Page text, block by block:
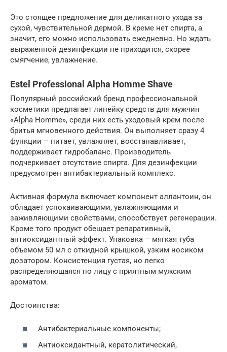
Это стоящее предложение для деликатного ухода за
сухой, чувствительной дермой. В креме нет спирта, а
значит, его можно использовать ежедневно. Но ждать
выраженной дезинфекции не приходится, скорее
смягчение, увлажнение.
Estel Professional Alpha Homme Shave
Популярный российский бренд профессиональной
косметики предлагает линейку средств для мужчин
«Alpha Homme», среди них есть уходовый крем после
бритья мгновенного действия. Он выполняет сразу 4
функции – питает, увлажняет, восстанавливает,
поддерживает гидробаланс. Производитель
подчеркивает отсутствие спирта. Для дезинфекции
предусмотрен антибактериальный комплекс.
Активная формула включает компонент аллантоин, он
обладает успокаивающими, увлажняющими и
заживляющими свойствами, способствует регенерации.
Кроме того продукт обещает репаративный,
антиоксидантный эффект. Упаковка – мягкая туба
объемом 50 мл с откидной крышкой, узким носиком
дозатором. Консистенция густая, но легко
распределяющаяся по лицу с приятным мужским
ароматом.
Достоинства:
Антибактериальные компоненты;
Антиоксидантный, кератолитический,